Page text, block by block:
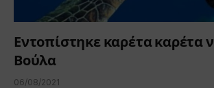
Εντοπίστηκε καρέτα καρέτα
Βούλα
06/08/2021